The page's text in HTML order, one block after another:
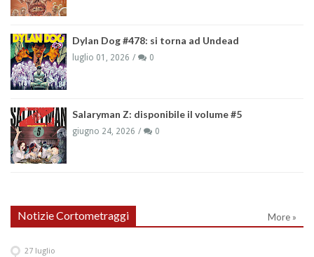
Dylan Dog #478: si torna ad Undead
luglio 01, 2026 0
Salaryman Z: disponibile il volume #5
giugno 24, 2026 0
Notizie Cortometraggi More »
27 luglio